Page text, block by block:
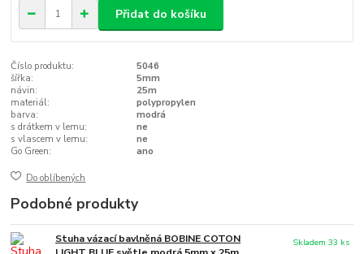
Přidat do košíku
Číslo produktu:
5046
šířka:
5mm
návin:
25m
materiál:
polypropylen
barva:
modrá
s drátkem v lemu:
ne
s vlascem v lemu:
ne
Go Green:
ano
Do oblíbených
Podobné produkty
Stuha vázací bavlněná BOBINE COTON
Skladem 33 ks